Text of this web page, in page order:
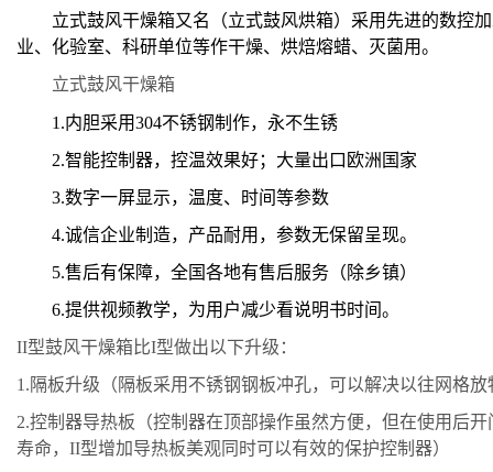
立式鼓风干燥箱又名（立式鼓风烘箱） 采用先进的数控
业、化验室、科研单位等作干燥、烘焙熔蜡、灭菌用。
立式鼓风干燥箱
1.内胆采用304不锈钢制作，永不生锈
2.智能控制器，控温效果好；大量出口欧洲国家
3.数字一屏显示，温度、时间等参数
4.诚信企业制造，产品耐用，参数无保留呈现。
5.售后有保障，全国各地有售后服务（除乡镇）
6.提供视频教学，为用户减少看说明书时间。
II型鼓风干燥箱比I型做出以下升级：
1. 隔板升级（隔板采用不锈钢钢板冲孔，可以解决以往网格
2.控制器导热板（控制器在顶部操作虽然方便，但在使用后
寿命， II型增加导热板美观同时可以有效的保护控制器）